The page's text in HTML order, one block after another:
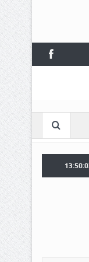
שלב ב' למכירה